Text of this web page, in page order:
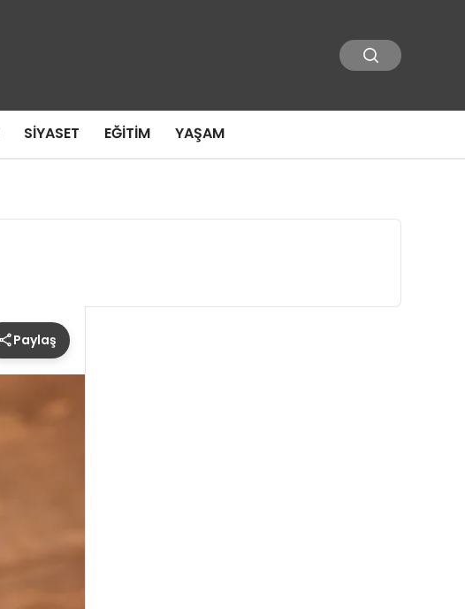
SIYASET EĞITIM YAŞAM
Paylaş